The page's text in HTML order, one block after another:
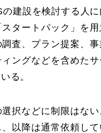
建設を検討する人に
タートパック」を
査、プラン提案、事
ィングなどを含めた
る。
択などに制限はない
以降は通常依頼し